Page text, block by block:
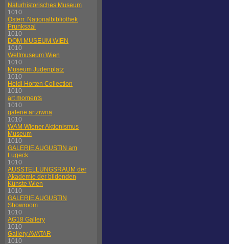
Naturhistorisches Museum
1010
Österr. Nationalbibliothek
Prunksaal
1010
DOM MUSEUM WIEN
1010
Weltmuseum Wien
1010
Museum Judenplatz
1010
Heidi Horten Collection
1010
art moments
1010
galerie artziwna
1010
WAM Wiener Aktionismus
Museum
1010
GALERIE AUGUSTIN am
Lugeck
1010
AUSSTELLUNGSRAUM der
Akademie der bildenden
Künste Wien
1010
GALERIE AUGUSTIN
Showroom
1010
AG18 Gallery
1010
Gallery AVATAR
1010